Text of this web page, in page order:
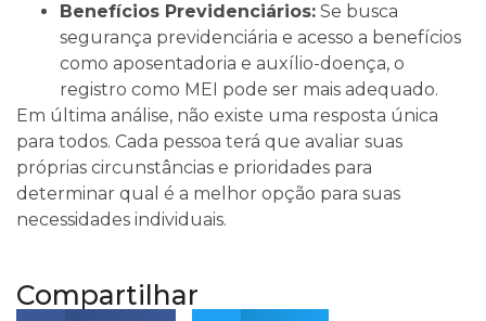
Benefícios Previdenciários: Se busca
segurança previdenciária e acesso a benefícios
como aposentadoria e auxílio-doença, o
registro como MEI pode ser mais adequado.
Em última análise, não existe uma resposta única
para todos. Cada pessoa terá que avaliar suas
próprias circunstâncias e prioridades para
determinar qual é a melhor opção para suas
necessidades individuais.
Compartilhar